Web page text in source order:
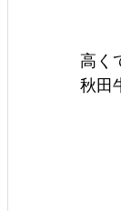
高く
秋田